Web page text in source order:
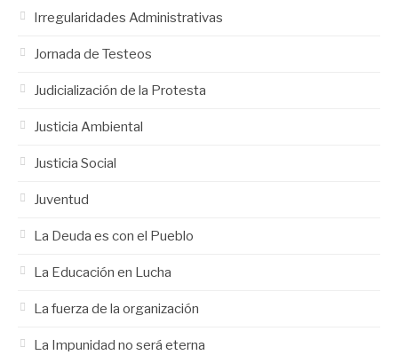
Irregularidades Administrativas
Jornada de Testeos
Judicialización de la Protesta
Justicia Ambiental
Justicia Social
Juventud
La Deuda es con el Pueblo
La Educación en Lucha
La fuerza de la organización
La Impunidad no será eterna